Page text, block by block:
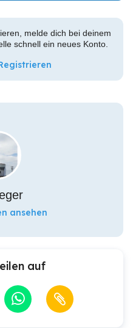
melde dich bei deinem
schnell ein neues Konto.
ansehen
auf